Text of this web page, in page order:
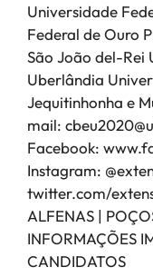
Universidade
Federal de Ouro
São João del-Rei
Uberlândia
Jequitinhonha e
mail:
Facebook:
Instagram:
twitter.com/
ALFENAS |
INFORMAÇÕES
CANDIDATOS